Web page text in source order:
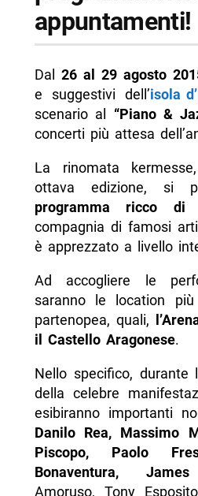
appuntamenti!
Dal 26 al 29 agosto
e suggestivi dell’isola
scenario al “Piano &
concerti più attesa
La rinomata
ottava edizione, si
programma ricco di
compagnia di famosi
è apprezzato a livello
Ad accogliere le
saranno le location più
partenopea, quali,
il Castello Aragonese.
Nello specifico, durante
della celebre
esibiranno importanti
Danilo Rea, Massimo
Piscopo, Paolo
Bonaventura,
Amoruso, Tony